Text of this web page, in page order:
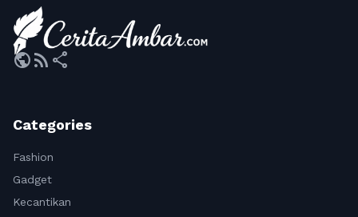
publicrss_feed share
Categories
Fashion
Gadget
Kecantikan